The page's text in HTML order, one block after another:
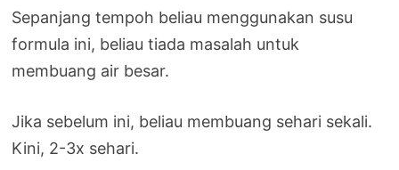
Sepanjang tempoh beliau menggunakan susu
formula ini, beliau tiada masalah untuk
membuang air besar.
Jika sebelum ini, beliau membuang sehari sekali.
Kini, 2-3x sehari.